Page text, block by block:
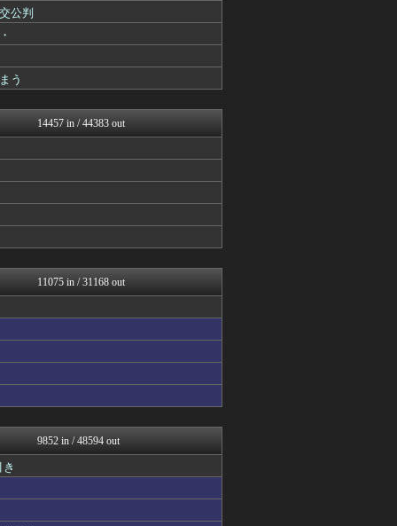
鬼女の宅配便 - 修羅場・...
なんじぇいスタジアム＠なん...
理想ちゃんねる
ダイエット速報＠2ちゃんね...
NEWSまとめもりー｜2c...
ゴールデンタイムズ
まとめ芸能＠美女画像まとめ...
トレンドの通り道
ぶる速-VIP
トレンドの通り道
異世界転生まとめ速報
まにゅそく 2chまとめニ...
りぷらい速報
馬鳥速報
修羅場ライフ速報
大艦巨砲主義！
不思議.net - 5ch...
公判
う
14457 in / 44383 out
11075 in / 31168 out
9852 in / 48594 out